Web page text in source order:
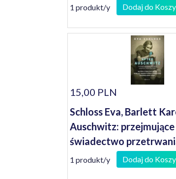
1 produkt/y Dodaj do
15,00 PLN
Schloss Eva, Barlett
Auschwitz: przejmujące
świadectwo
przyrodniej siostry Anne
1 produkt/y Dodaj do